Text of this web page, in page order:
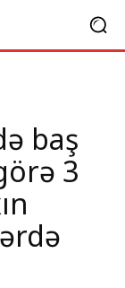
baş
3